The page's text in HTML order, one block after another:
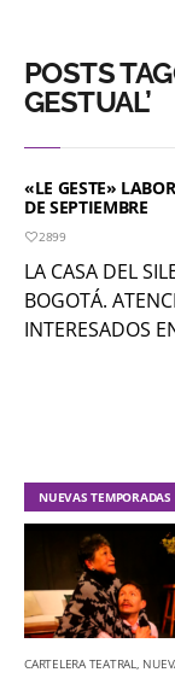
POSTS
GESTUAL’
«LE GESTE»
DE SEPTIEMBRE
2899
LA CASA DEL
BOGOTÁ.
INTERESADOS
NUEVAS TEMPORADAS
CARTELERA TEATRAL